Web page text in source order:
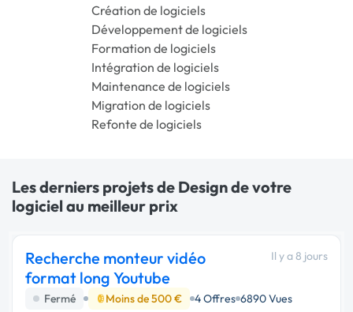
Création de logiciels
Développement de logiciels
Formation de logiciels
Intégration de logiciels
Maintenance de logiciels
Migration de logiciels
Refonte de logiciels
Les derniers projets de Design de votre
logiciel au meilleur prix
Recherche monteur vidéo
format long Youtube
Il y a 8 jours
Fermé Moins de 500 € 4 Offres 6890 Vues